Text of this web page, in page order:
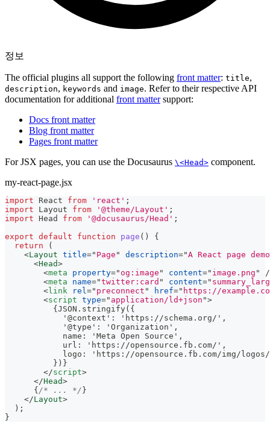
정보
The official plugins all support the following front matter: title,
description, keywords and image. Refer to their respective API
documentation for additional front mattersupport:
Docs front matter
Blog front matter
Pages front matter
For JSX pages, you can use the Docusaurus \<Head> component.
my-react-page.jsx
import React from 'react' ;
import
Layout from '@theme/Layout' ;
import Head from '@docusaurus/Head' ;
export default function page ( )
{
return
(
<Layout title=" Page " description="A React page demo
<Head>
<meta property=" og:image " content=" image.png "
/
<meta name="twitter:card " content="
<link rel=" preconnect " href=" https://
<script type=" application/ld+json ">
          {JSON.stringify({
            '@context': 'https://schema.org/',
            '@type': 'Organization',
            name: 'Meta Open Source',
            url: 'https://opensource.fb.com/',
logo: 'https://opensource.fb.com/img/
          })}
</script>
</Head>
{ /* ... */ }
</Layout>
) ;
}